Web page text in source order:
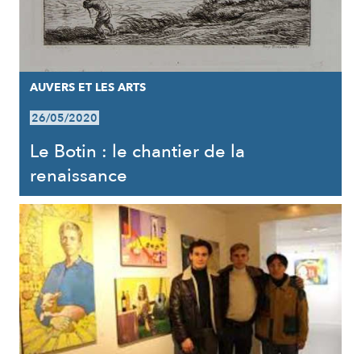
AUVERS ET LES ARTS
26/05/2020
Le Botin : le chantier de la
renaissance